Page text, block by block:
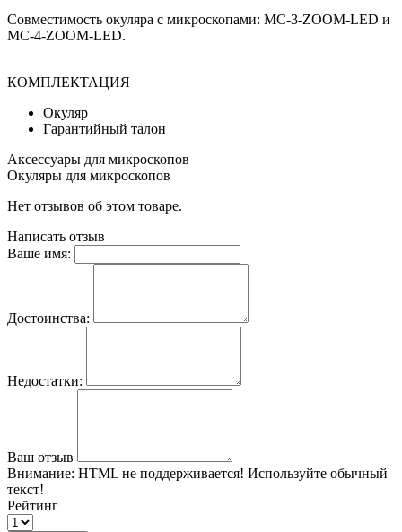
Совместимость окуляра с микроскопами: МС-3-ZOOM-LED и
МС-4-ZOOM-LED.
КОМПЛЕКТАЦИЯ
Окуляр
Гарантийный талон
Аксессуары для микроскопов
Окуляры для микроскопов
Нет отзывов об этом товаре.
Написать отзыв
Ваше имя:
Достоинства:
Недостатки:
Ваш отзыв
Внимание: HTML не поддерживается! Используйте обычный
текст!
Рейтинг